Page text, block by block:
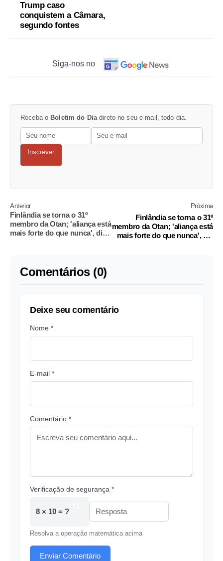
Trump caso
conquistem a Câmara,
segundo fontes
Siga-nos no
Receba o Boletim do Diadireto no seu e-mail, todo dia.
Inscrever
Anterior
Finlândia se torna o 31º
membro da Otan; 'aliança está
mais forte do que nunca', diz
Próxima
Finlândia se torna o 31º
membro da Otan; 'aliança está
mais forte do que nunca', diz
Comentários (0)
Deixe seu comentário
Nome *
E-mail *
Comentário *
Verificação de segurança *
8 × 10 = ?
Resolva a operação matemática acima
Enviar Comentário